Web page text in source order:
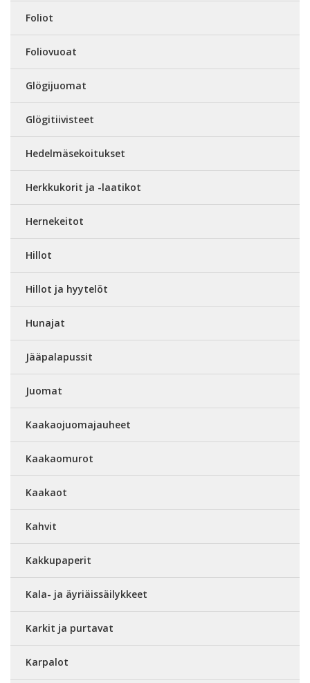
Foliot
Foliovuoat
Glögijuomat
Glögitiivisteet
Hedelmäsekoitukset
Herkkukorit ja -laatikot
Hernekeitot
Hillot
Hillot ja hyytelöt
Hunajat
Jääpalapussit
Juomat
Kaakaojuomajauheet
Kaakaomurot
Kaakaot
Kahvit
Kakkupaperit
Kala- ja äyriäissäilykkeet
Karkit ja purtavat
Karpalot